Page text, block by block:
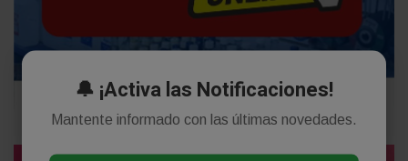
🔔 ¡Activa las Notificaciones!
Mantente informado con las últimas novedades.